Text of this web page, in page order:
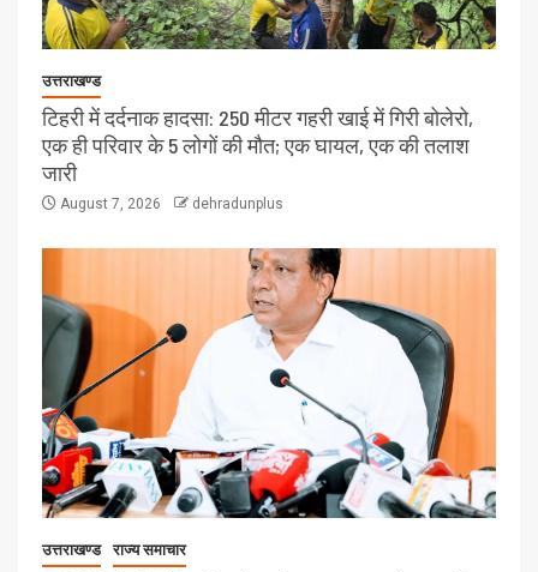
उत्तराखण्ड
टिहरी में दर्दनाक हादसा: 250 मीटर गहरी खाई में गिरी बोलेरो,
एक ही परिवार के 5 लोगों की मौत; एक घायल, एक की तलाश
जारी
August 7, 2026 dehradunplus
उत्तराखण्ड राज्य समाचार